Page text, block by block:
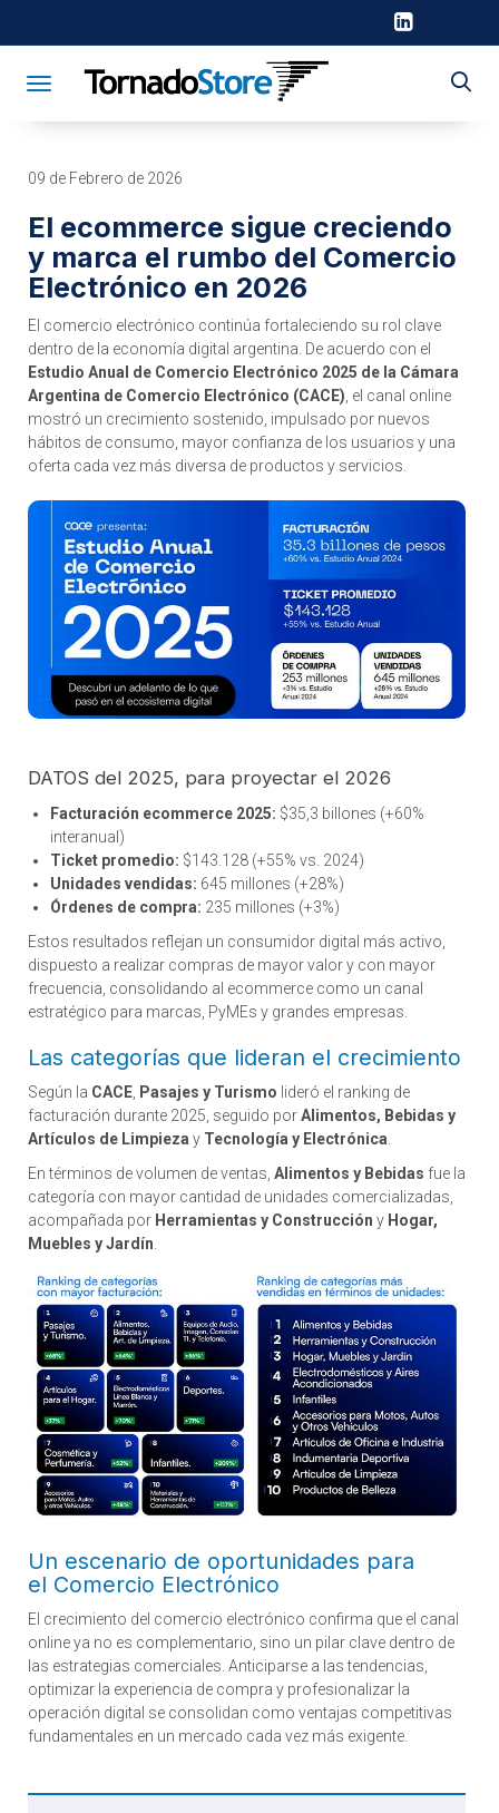
Toggle navigation
09 de Febrero de 2026
El ecommerce sigue creciendo
y marca el rumbo del Comercio
Electrónico en 2026
El comercio electrónico continúa fortaleciendo su rol clave
dentro de la economía digital argentina. De acuerdo con el
Estudio Anual de Comercio Electrónico 2025 de la Cámara
Argentina de Comercio Electrónico (CACE) , el canal online
mostró un crecimiento sostenido, impulsado por nuevos
hábitos de consumo, mayor confianza de los usuarios y una
oferta cada vez más diversa de productos y servicios.
DATOS del 2025, para proyectar el 2026
Facturación ecommerce 2025: $35,3 billones (+60%
interanual)
Ticket promedio: $143.128 (+55% vs. 2024)
Unidades vendidas: 645 millones (+28%)
Órdenes de compra: 235 millones (+3%)
Estos resultados reflejan un consumidor digital más activo,
dispuesto a realizar compras de mayor valor y con mayor
frecuencia, consolidando al ecommerce como un canal
estratégico para marcas, PyMEs y grandes empresas.
Las categorías que lideran el crecimiento
Según la CACE, Pasajes y Turismo lideró el ranking de
facturación durante 2025, seguido porAlimentos, Bebidas y
Artículos de Limpieza y Tecnología y Electrónica.
En términos de volumen de ventas, Alimentos y Bebidas fue la
categoría con mayor cantidad de unidades comercializadas,
acompañada por Herramientas y Construcción y Hogar,
Muebles y Jardín.
Un escenario de oportunidades para
el Comercio Electrónico
El crecimiento del comercio electrónico confirma que el canal
online ya no es complementario, sino un pilar clave dentro de
las estrategias comerciales. Anticiparse a las tendencias,
optimizar la experiencia de compra y profesionalizar la
operación digital se consolidan como ventajas competitivas
fundamentales en un mercado cada vez más exigente.